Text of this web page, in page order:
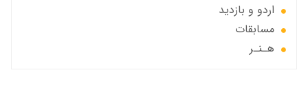
اردو و بازدید
مسابقات
هـنـر